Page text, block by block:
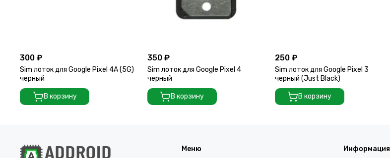
300 ₽
Sim лоток для Google Pixel 4A (5G)
черный
В корзину
350 ₽
Sim лоток для Google Pixel 4
черный
В корзину
250 ₽
Sim лоток для Google Pixel 3
черный (Just Black)
В корзину
Меню
Информация